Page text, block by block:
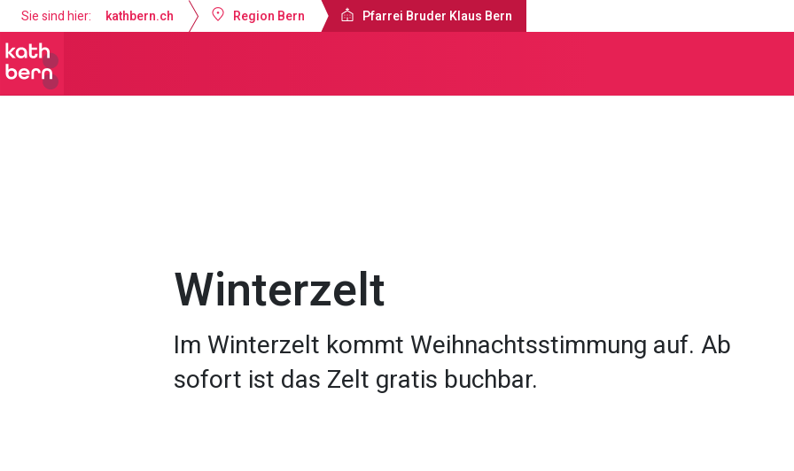
Sie sind hier: kathbern.ch Region Bern Pfarrei Bruder Klaus Bern
Winterzelt
Im Winterzelt kommt Weihnachtsstimmung auf. Ab
sofort ist das Zelt gratis buchbar.